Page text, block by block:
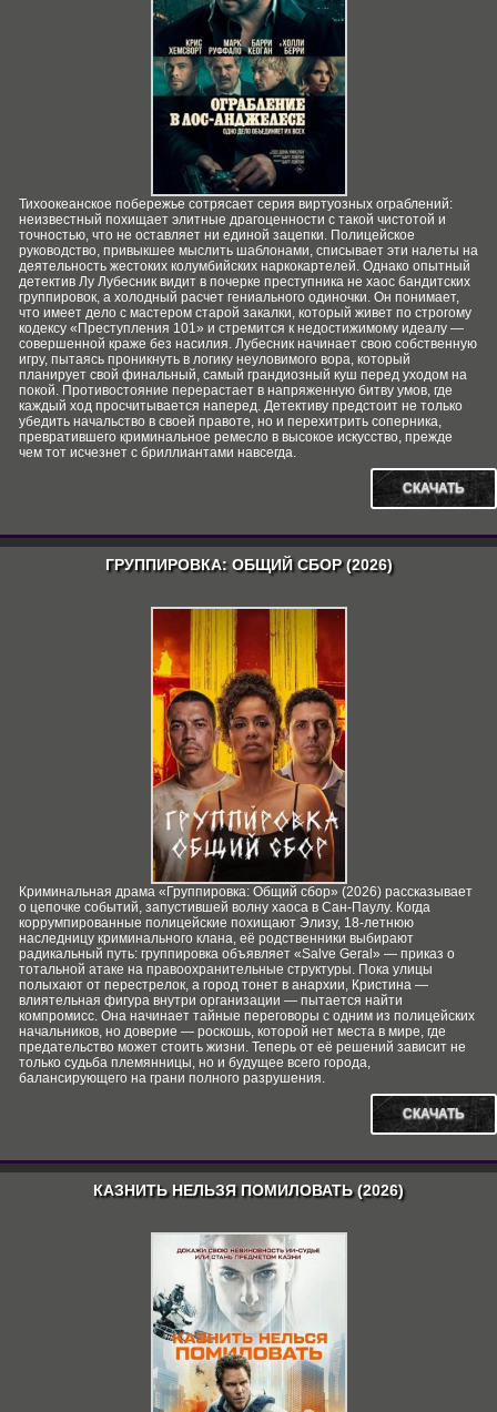
Тихоокеанское побережье сотрясает серия виртуозных ограблений:
неизвестный похищает элитные драгоценности с такой чистотой и
точностью, что не оставляет ни единой зацепки. Полицейское
руководство, привыкшее мыслить шаблонами, списывает эти налеты на
деятельность жестоких колумбийских наркокартелей. Однако опытный
детектив Лу Лубесник видит в почерке преступника не хаос бандитских
группировок, а холодный расчет гениального одиночки. Он понимает,
что имеет дело с мастером старой закалки, который живет по строгому
кодексу «Преступления 101» и стремится к недостижимому идеалу —
совершенной краже без насилия. Лубесник начинает свою собственную
игру, пытаясь проникнуть в логику неуловимого вора, который
планирует свой финальный, самый грандиозный куш перед уходом на
покой. Противостояние перерастает в напряженную битву умов, где
каждый ход просчитывается наперед. Детективу предстоит не только
убедить начальство в своей правоте, но и перехитрить соперника,
превратившего криминальное ремесло в высокое искусство, прежде
чем тот исчезнет с бриллиантами навсегда.
СКАЧАТЬ
ГРУППИРОВКА: ОБЩИЙ СБОР (2026)
Криминальная драма «Группировка: Общий сбор» (2026) рассказывает
о цепочке событий, запустившей волну хаоса в Сан‑Паулу. Когда
коррумпированные полицейские похищают Элизу, 18‑летнюю
наследницу криминального клана, её родственники выбирают
радикальный путь: группировка объявляет «Salve Geral» — приказ о
тотальной атаке на правоохранительные структуры. Пока улицы
полыхают от перестрелок, а город тонет в анархии, Кристина —
влиятельная фигура внутри организации — пытается найти
компромисс. Она начинает тайные переговоры с одним из полицейских
начальников, но доверие — роскошь, которой нет места в мире, где
предательство может стоить жизни. Теперь от её решений зависит не
только судьба племянницы, но и будущее всего города,
балансирующего на грани полного разрушения.
СКАЧАТЬ
КАЗНИТЬ НЕЛЬЗЯ ПОМИЛОВАТЬ (2026)